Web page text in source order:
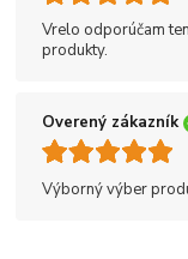
Vrelo odporúčam
produkty.
Overený zákazník
Výborný výber